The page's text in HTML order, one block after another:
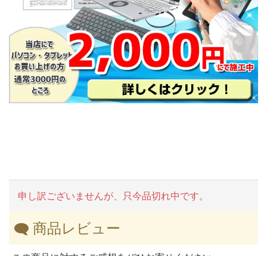
申し訳ございませんが、只今品切れ中です。
商品レビュー